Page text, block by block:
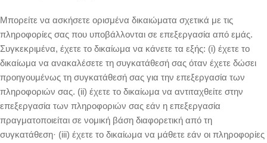
Μπορείτε να ασκήσετε ορισμένα δικαιώματα σχετικά με τις
πληροφορίες σας που υποβάλλονται σε επεξεργασία από εμάς.
Συγκεκριμένα, έχετε το δικαίωμα να κάνετε τα εξής: (i) έχετε το
δικαίωμα να ανακαλέσετε τη συγκατάθεσή σας όταν έχετε δώσει
προηγουμένως τη συγκατάθεσή σας για την επεξεργασία των
πληροφοριών σας. (ii) έχετε το δικαίωμα να αντιταχθείτε στην
επεξεργασία των πληροφοριών σας εάν η επεξεργασία
πραγματοποιείται σε νομική βάση διαφορετική από τη
συγκατάθεση· (iii) έχετε το δικαίωμα να μάθετε εάν οι πληροφορίες